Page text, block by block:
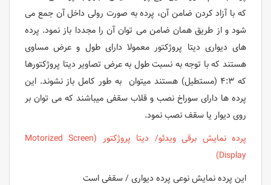
که با آزاد کردن ضامن آن، پرده به صورت رولی داخل آن جمع می
شود و از طریق همان ضامن می توان آن را مجددا باز نمود. پرده
های دیواری دیتا پروژکتور معمولا دارای طول و عرض مساوی
هستند که با توجه به نسبت طول به عرض تصاویر دیتا پروژکتورها
که ۴:۳ (مستطیل) هستند میتوان به طور کامل باز نشوند. این
پرده ها دارای سوراخ نصب و قلاب سقفی میباشند که می توان بر
روی دیوار یا سقف نصب نمود.
پرده نمایش برقی ویدئو/ دیتا پروژکتور (Motorized Screen
Display)
این پرده نمایش نوعی پرده دیواری / سقفی است